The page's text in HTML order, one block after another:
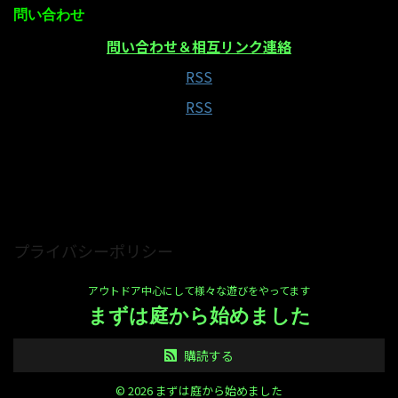
問い合わせ
問い合わせ＆相互リンク連絡
RSS
RSS
プライバシーポリシー
アウトドア中心にして様々な遊びをやってます
まずは庭から始めました
購読する
© 2026 まずは庭から始めました